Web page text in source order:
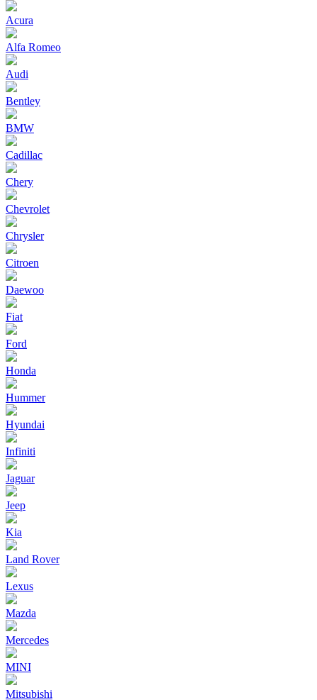
Acura
Alfa Romeo
Audi
Bentley
BMW
Cadillac
Chery
Chevrolet
Chrysler
Citroen
Daewoo
Fiat
Ford
Honda
Hummer
Hyundai
Infiniti
Jaguar
Jeep
Kia
Land Rover
Lexus
Mazda
Mercedes
MINI
Mitsubishi